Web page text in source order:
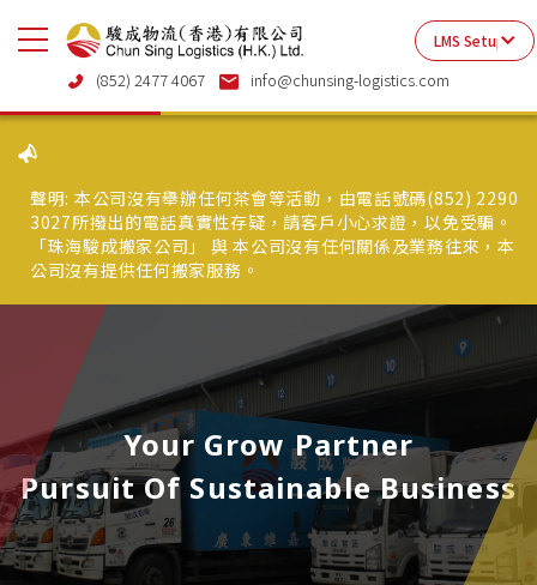
(852) 2477 4067 info@chunsing-logistics.com
聲明: 本公司沒有舉辦任何茶會等活動，由電話號碼(852) 2290
3027所撥出的電話真實性存疑，請客戶小心求證，以免受騙。
「珠海駿成搬家公司」 與 本公司沒有任何關係及業務往來，本
公司沒有提供任何搬家服務。
Your Grow Partner
Pursuit Of Sustainable Business